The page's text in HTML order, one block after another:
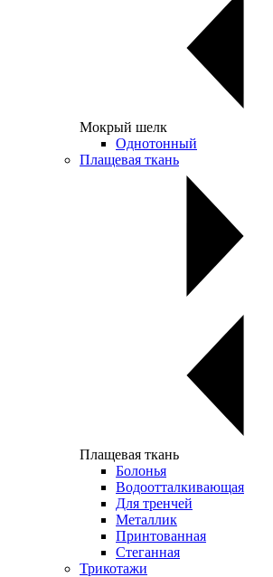
Мокрый шелк
Однотонный
Плащевая ткань
Плащевая ткань
Болонья
Водоотталкивающая
Для тренчей
Металлик
Принтованная
Стеганная
Трикотажи